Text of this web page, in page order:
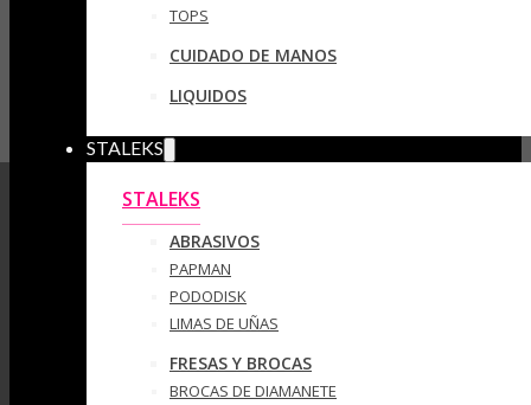
TOPS
CUIDADO DE MANOS
LIQUIDOS
STALEKS
STALEKS
ABRASIVOS
PAPMAN
PODODISK
LIMAS DE UÑAS
FRESAS Y BROCAS
BROCAS DE DIAMANETE